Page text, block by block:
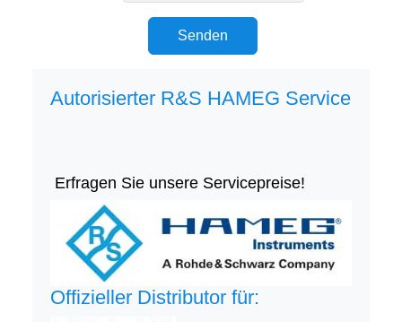
Autorisierter R&S HAMEG Service
Erfragen Sie unsere Servicepreise!
Offizieller Distributor für: